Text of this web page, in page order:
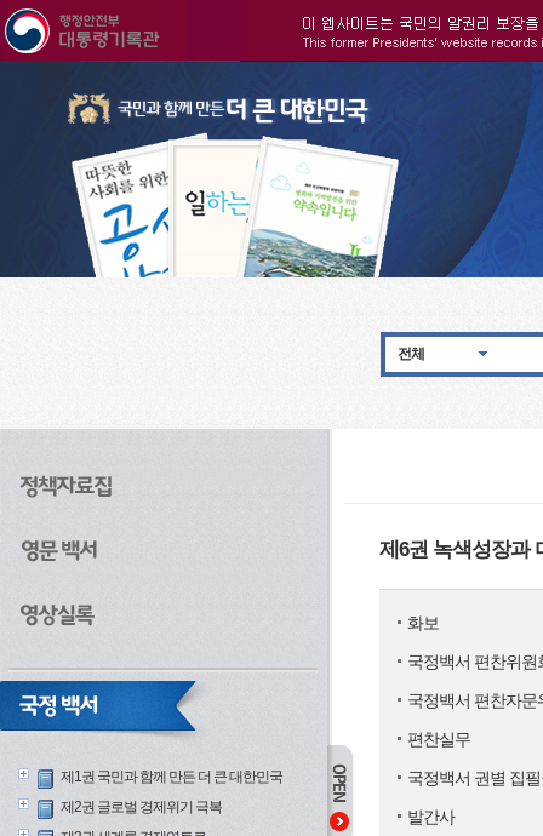
전체
제1권 국민과 함께 만든 더 큰 대한민국
제2권 글로벌 경제위기 극복
제6권 녹색성장과
화보
국정백서 편찬위원
국정백서 편찬자문
편찬실무
국정백서 권별 집
발간사